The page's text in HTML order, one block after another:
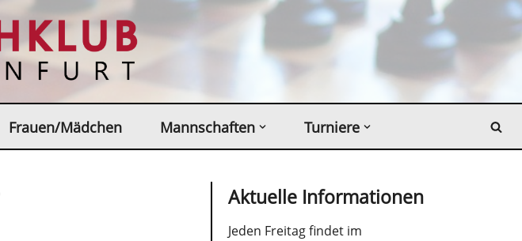
Frauen/Mädchen Mannschaften Turniere
Aktuelle Informationen
Jeden Freitag findet im